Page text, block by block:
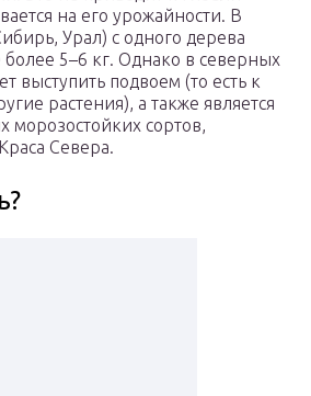
на его урожайности. В
Урал) с одного дерева
5–6 кг. Однако в северных
выступить подвоем (то есть к
растения), а также является
морозостойких сортов,
Севера.